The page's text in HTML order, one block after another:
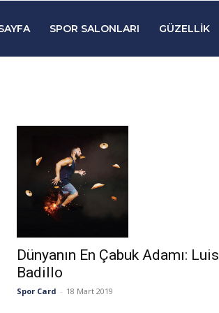
SPOR SALONLARI GÜZELLIK
Dünyanın En Çabuk Adamı: Luis
Badillo
Spor Card - 18 Mart 2019